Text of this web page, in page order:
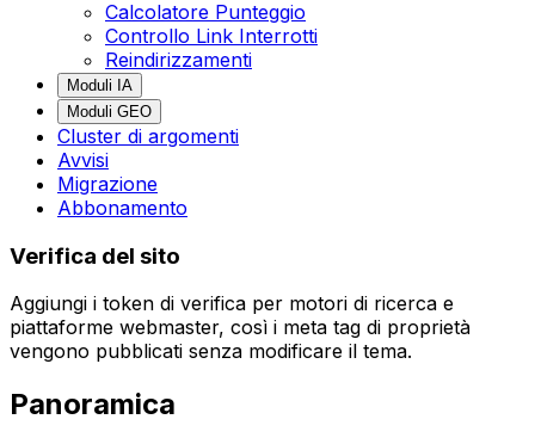
Calcolatore Punteggio
Controllo Link Interrotti
Reindirizzamenti
Moduli IA
Moduli GEO
Cluster di argomenti
Avvisi
Migrazione
Abbonamento
Verifica del sito
Aggiungi i token di verifica per motori di ricerca e
piattaforme webmaster, così i meta tag di proprietà
vengono pubblicati senza modificare il tema.
Panoramica